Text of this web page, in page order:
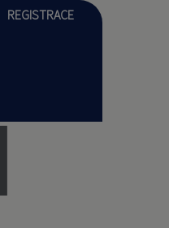
REGISTRACE